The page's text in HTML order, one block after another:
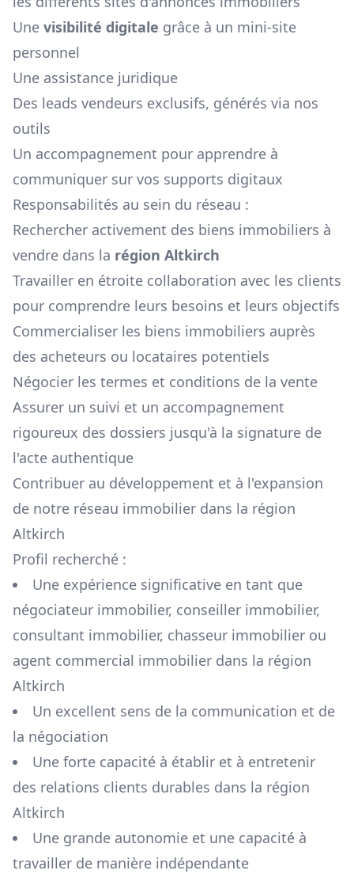
Une visibilité digitale grâce à un mini-site
personnel
Une assistance juridique
Des leads vendeurs exclusifs, générés via nos
outils
Un accompagnement pour apprendre à
communiquer sur vos supports digitaux
Responsabilités au sein du réseau :
Rechercher activement des biens immobiliers à
vendre dans la région Altkirch
Travailler en étroite collaboration avec les clients
pour comprendre leurs besoins et leurs objectifs
Commercialiser les biens immobiliers auprès
des acheteurs ou locataires potentiels
Négocier les termes et conditions de la vente
Assurer un suivi et un accompagnement
rigoureux des dossiers jusqu'à la signature de
l'acte authentique
Contribuer au développement et à l'expansion
de notre réseau immobilier dans la région
Altkirch
Profil recherché :
Une expérience significative en tant que
négociateur immobilier, conseiller immobilier,
consultant immobilier, chasseur immobilier ou
agent commercial immobilier dans la région
Altkirch
Un excellent sens de la communication et de
la négociation
Une forte capacité à établir et à entretenir
des relations clients durables dans la région
Altkirch
Une grande autonomie et une capacité à
travailler de manière indépendante